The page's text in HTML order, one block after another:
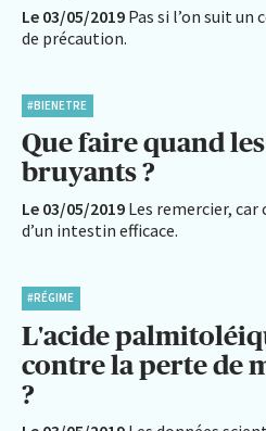
Le 03/05/2019 Pas si l’on suit un
de précaution.
#BIENETRE
Que faire quand
bruyants ?
Le 03/05/2019 Les remercier,
d’un intestin efficace.
#RÉGIME
L'acide
contre la perte de
?